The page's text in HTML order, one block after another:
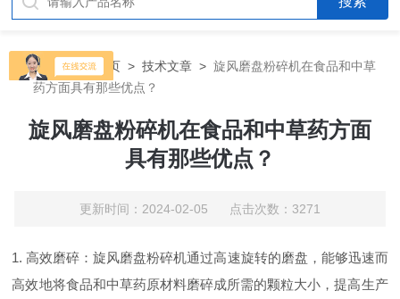
当前位置：首页 >技术文章 >旋风磨盘粉碎机在食品和中草
药方面具有那些优点？
旋风磨盘粉碎机在食品和中草药方面
具有那些优点？
更新时间：2024-02-05 点击次数：3271
1. 高效磨碎：旋风磨盘粉碎机通过高速旋转的磨盘，能够迅速而
高效地将食品和中草药原材料磨碎成所需的颗粒大小，提高生产